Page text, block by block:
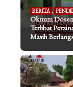
BERITA ,
Oknum
Terlibat
Masih